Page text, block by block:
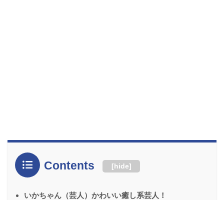
Contents [hide]
いかちゃん（芸人）かわいい癒し系芸人！